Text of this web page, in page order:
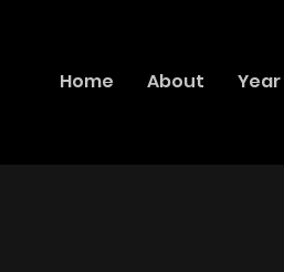
Home About Year